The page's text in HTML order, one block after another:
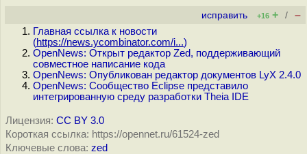
исправить +16 + / –
Главная ссылка к новости
(https://news.ycombinator.com/i...)
OpenNews: Открыт редактор Zed, поддерживающий
совместное написание кода
OpenNews: Опубликован редактор документов LyX 2.4.0
OpenNews: Сообщество Eclipse представило
интегрированную среду разработки Theia IDE
Лицензия: CC BY 3.0
Короткая ссылка: https://opennet.ru/61524-zed
Ключевые слова: zed